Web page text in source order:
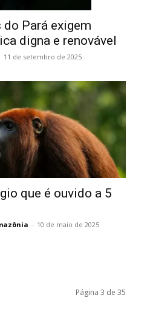
Pará exigem
digna e renovável
11 de setembro de 2025
que é ouvido a 5
- 10 de maio de 2025
Página 3 de 35